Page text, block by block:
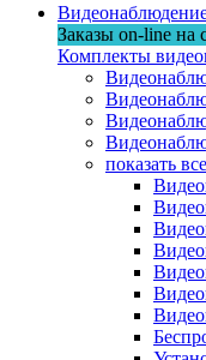
Заказы on-line на
Комплекты
показать все